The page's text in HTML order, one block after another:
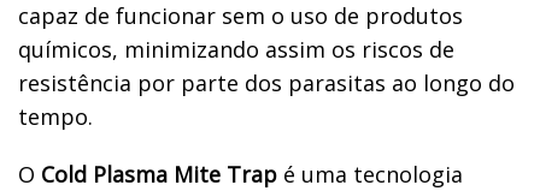
capaz de funcionar sem o uso de produtos
químicos, minimizando assim os riscos de
resistência por parte dos parasitas ao longo do
tempo.
O Cold Plasma Mite Trap é uma tecnologia